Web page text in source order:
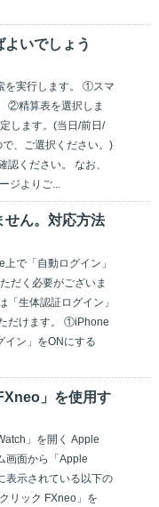
いでしょう
を実行します。 ①スマ
②精算表を選択しま
します。(当日/前日/
、ご選択ください。)
ください。 なお、
ジよりご...
ん。対応方法
で「自動ログイン」
だく必要がございま
生体認証ログイン」
だけます。 ①iPhone
イン」をONにする
」を使用す
」を開く Apple
画面から「Apple
表示されている以下の
リック FXneo」を